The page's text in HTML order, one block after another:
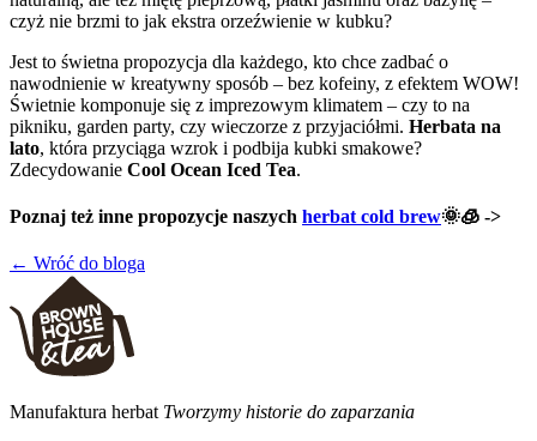
czyż nie brzmi to jak ekstra orzeźwienie w kubku?
Jest to świetna propozycja dla każdego, kto chce zadbać o
nawodnienie w kreatywny sposób – bez kofeiny, z efektem WOW!
Świetnie komponuje się z imprezowym klimatem – czy to na
pikniku, garden party, czy wieczorze z przyjaciółmi. Herbata na
lato, która przyciąga wzrok i podbija kubki smakowe?
Zdecydowanie Cool Ocean Iced Tea.
Poznaj też inne propozycje naszych herbat cold brew🌞🧊 ->
← Wróć do bloga
Manufaktura herbat Tworzymy historie do zaparzania